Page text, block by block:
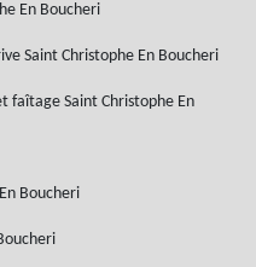
En Boucheri
Saint Christophe En Boucheri
faîtage Saint Christophe En
Boucheri